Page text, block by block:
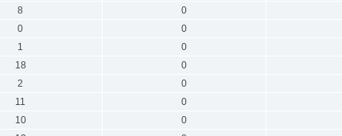
8 0
0 0
1 0
18 0
2 0
11 0
10 0